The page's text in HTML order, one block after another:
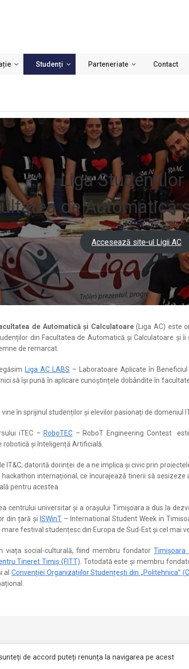
Studenți Parteneriate Contact
Liga Studenților
de Automatică
Accesează site-ul Ligii AC
de Automatică și Calculatoare(Liga AC) este
din Facultatea de Automatică și Calculatoare și
de remarcat.
Liga AC LABS – Laboratoare Aplicate în
să își pună în aplicare cunoștințele dobândite în
în sprijinul studenților și elevilor pasionați de domeniul
iTEC – RoboTEC – RoboT Engineering Contest
și Inteligență Artificială.
IT&C, datorită dorinței de a ne implica și civic prin
hackathon internațional, ce încurajează tinerii să
pentru acestea.
centrului universitar și a orașului Timișoara a dus la
din țară și ISWinT – International Student Week in
festival studențesc din Europa de Sud-Est și cel mai
viața social-culturală, fiind membru fondator Timișoara
Tineret Timiș (FITT) . Totodată este și membru
alConvenției Organizațiilor Studențești din „Politehnica”
de accord puteți renunța la navigarea pe acest